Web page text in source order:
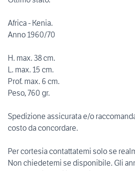
Africa - Kenia.
Anno 1960/70
H. max. 38 cm.
L. max. 15 cm.
Prof. max. 6 cm.
Peso, 760 gr.
Spedizione assicurata e/o
costo da concordare.
Per cortesia contattatemi solo se
Non chiedetemi se disponibile. Gli